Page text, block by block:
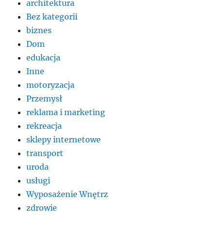
architektura
Bez kategorii
biznes
Dom
edukacja
Inne
motoryzacja
Przemysł
reklama i marketing
rekreacja
sklepy internetowe
transport
uroda
usługi
Wyposażenie Wnętrz
zdrowie